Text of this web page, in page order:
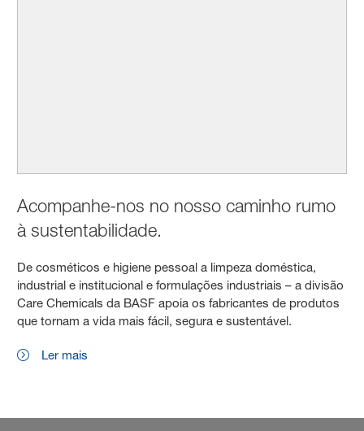
Acompanhe-nos no nosso caminho rumo
à sustentabilidade.
De cosméticos e higiene pessoal a limpeza doméstica,
industrial e institucional e formulações industriais – a divisão
Care Chemicals da BASF apoia os fabricantes de produtos
que tornam a vida mais fácil, segura e sustentável.
Ler mais